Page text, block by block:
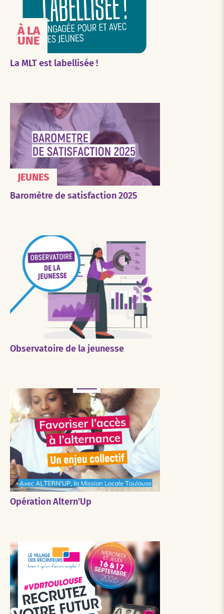
À LA
UNE
La MLT est labellisée !
JEUNES
Baromètre de satisfaction 2025
Observatoire de la jeunesse
Opération Altern’Up